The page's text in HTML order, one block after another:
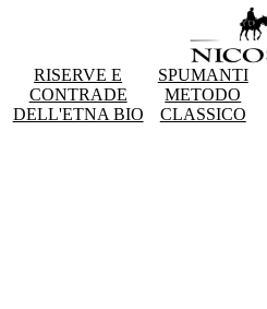
RISERVE E
CONTRADE
DELL'ETNA BIO
SPUMANTI
METODO
CLASSICO